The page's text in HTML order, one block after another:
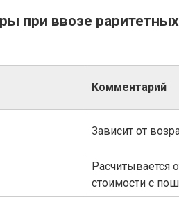
при ввозе
Комментарий
Зависит от
Расчитывается
стоимости с